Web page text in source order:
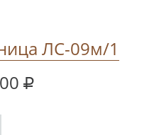
ЛС-09м/1